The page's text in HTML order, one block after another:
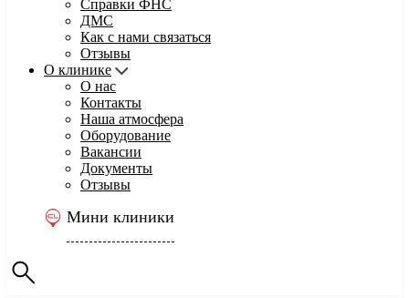
Справки ФНС
ДМС
Как с нами связаться
Отзывы
О клинике
О нас
Контакты
Наша атмосфера
Оборудование
Вакансии
Документы
Отзывы
Мини клиники